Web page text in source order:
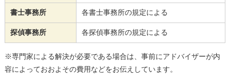
書士事務所 各書士事務所の規定による
探偵事務所 各探偵事務所の規定による
※専門家による解決が必要である場合は、事前にアドバイザーが内
容によっておおよその費用などをお伝えしています。